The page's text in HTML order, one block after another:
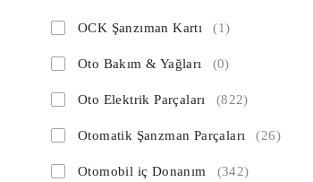
OCK Şanzıman Kartı (1)
Oto Bakım & Yağları (0)
Oto Elektrik Parçaları (822)
Otomatik Şanzman Parçaları (26)
Otomobil iç Donanım (342)